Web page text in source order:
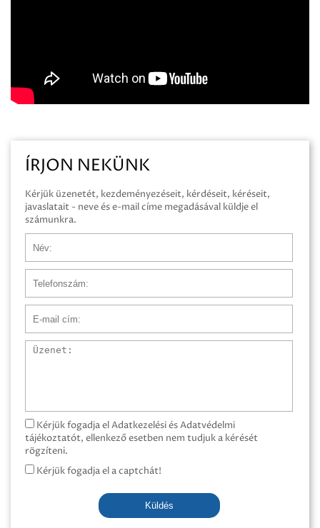
ÍRJON NEKÜNK
Kérjük üzenetét, kezdeményezéseit, kérdéseit, kéréseit,
javaslatait - neve és e-mail címe megadásával küldje el
számunkra.
Üzenet
Kérjük fogadja el Adatkezelési és Adatvédelmi
tájékoztatót, ellenkező esetben nem tudjuk a kérését
rögzíteni.
Kérjük fogadja el a captchát!
Küldés